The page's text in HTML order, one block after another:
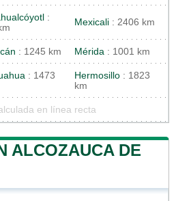
:
Mexicali : 2406 km
: 1245 km Mérida : 1001 km
: 1473
Hermosillo : 1823
km
en línea recta
ALCOZAUCA DE